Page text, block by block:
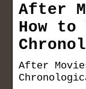
After
How to
After